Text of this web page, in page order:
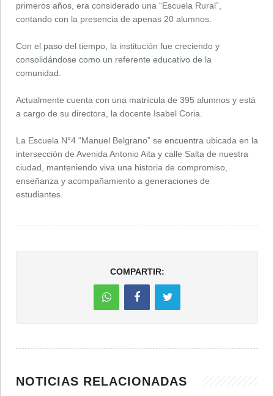
primeros años, era considerado una “Escuela Rural”,
contando con la presencia de apenas 20 alumnos.
Con el paso del tiempo, la institución fue creciendo y
consolidándose como un referente educativo de la
comunidad.
Actualmente cuenta con una matrícula de 395 alumnos y está
a cargo de su directora, la docente Isabel Coria.
La Escuela N°4 “Manuel Belgrano” se encuentra ubicada en la
intersección de Avenida Antonio Aita y calle Salta de nuestra
ciudad, manteniendo viva una historia de compromiso,
enseñanza y acompañamiento a generaciones de
estudiantes.
COMPARTIR:
NOTICIAS RELACIONADAS